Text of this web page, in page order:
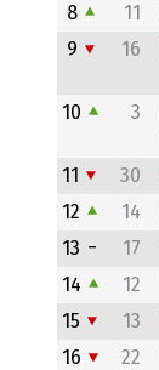
8
11
9
16
10 3
11 30
12
14
13
17
14
12
15
13
16
22